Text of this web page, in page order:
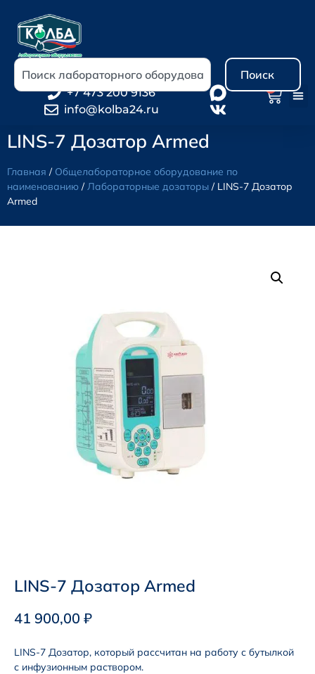
Поиск
+7 473 200 9136
info@kolba24.ru
LINS-7 Дозатор Armed
Главная / Общелабораторное оборудование по
наименованию /Лабораторные дозаторы / LINS-7 Дозатор
Armed
LINS-7 Дозатор Armed
41 900,00 ₽
LINS-7 Дозатор, который рассчитан на работу с бутылкой
с инфузионным раствором.